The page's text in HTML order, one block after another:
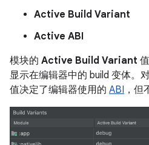
Active Build Variant
Active ABI
模块的 Active Build Variant
显示在编辑器中的 build 变体。
值决定了编辑器使用的 ABI ，但